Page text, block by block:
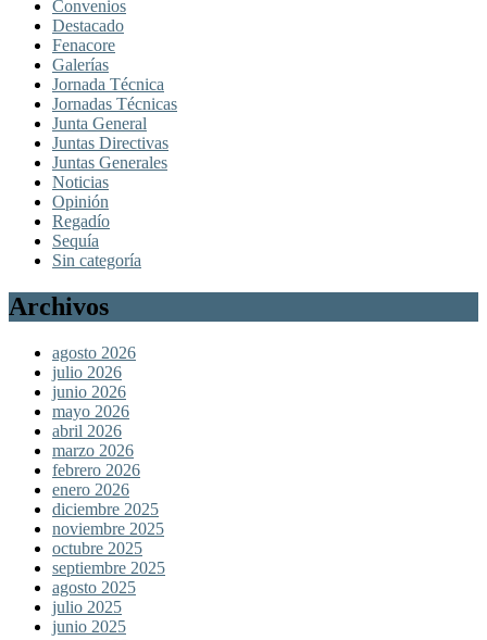
Convenios
Destacado
Fenacore
Galerías
Jornada Técnica
Jornadas Técnicas
Junta General
Juntas Directivas
Juntas Generales
Noticias
Opinión
Regadío
Sequía
Sin categoría
Archivos
agosto 2026
julio 2026
junio 2026
mayo 2026
abril 2026
marzo 2026
febrero 2026
enero 2026
diciembre 2025
noviembre 2025
octubre 2025
septiembre 2025
agosto 2025
julio 2025
junio 2025